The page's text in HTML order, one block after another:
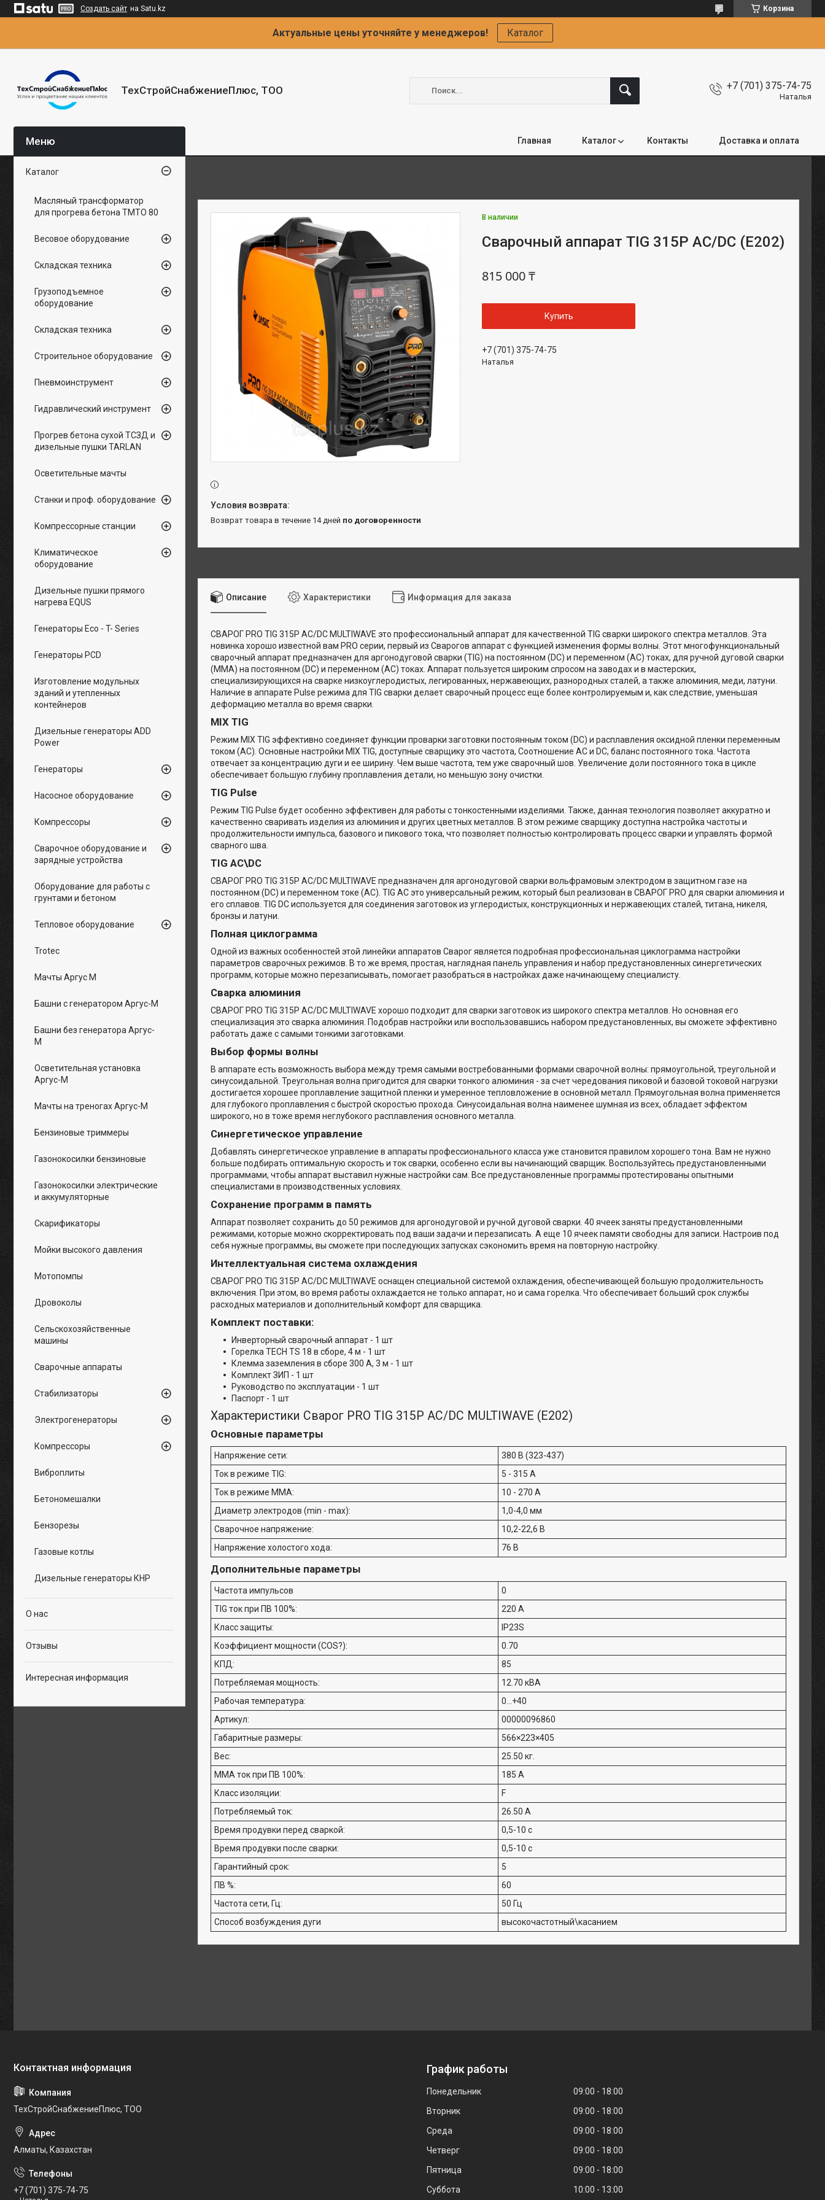
Создать сайт на Satu.kz Корзина
Актуальные цены уточняйте у менеджеров! Каталог
ТехСтройСнабжениеПлюс, ТОО +7 (701) 375-74-75
Наталья
Главная Каталог Контакты Доставка и оплата
В наличии
Сварочный аппарат TIG 315P AC/DC (E202)
815 000 ₸
Купить
+7 (701) 375-74-75
Наталья
возврат товара в течение 14 дней по договоренности
Описание Характеристики Информация для заказа
СВАРОГ PRO TIG 315P AC/DC MULTIWAVE это профессиональный аппарат для качественной TIG сварки широкого спектра металлов. Эта
новинка хорошо известной вам PRO серии, первый из Сварогов аппарат с функцией изменения формы волны. Этот многофункциональный
сварочный аппарат предназначен для аргонодуговой сварки (TIG) на постоянном (DC) и переменном (AC) токах, для ручной дуговой сварки
(MMA) на постоянном (DC) и переменном (AC) токах. Аппарат пользуется широким спросом на заводах и в мастерских,
специализирующихся на сварке низкоуглеродистых, легированных, нержавеющих, разнородных сталей, а также алюминия, меди, латуни.
Наличие в аппарате Pulse режима для TIG сварки делает сварочный процесс еще более контролируемым и, как следствие, уменьшая
деформацию металла во время сварки.
MIX TIG
Режим MIX TIG эффективно соединяет функции проварки заготовки постоянным током (DC) и расплавления оксидной пленки переменным
током (AC). Основные настройки MIX TIG, доступные сварщику это частота, Соотношение AC и DC, баланс постоянного тока. Частота
отвечает за концентрацию дуги и ее ширину. Чем выше частота, тем уже сварочный шов. Увеличение доли постоянного тока в цикле
обеспечивает большую глубину проплавления детали, но меньшую зону очистки.
TIG Pulse
Режим TIG Pulse будет особенно эффективен для работы с тонкостенными изделиями. Также, данная технология позволяет аккуратно и
качественно сваривать изделия из алюминия и других цветных металлов. В этом режиме сварщику доступна настройка частоты и
продолжительности импульса, базового и пикового тока, что позволяет полностью контролировать процесс сварки и управлять формой
сварного шва.
TIG AC\DC
СВАРОГ PRO TIG 315P AC/DC MULTIWAVE предназначен для аргонодуговой сварки вольфрамовым электродом в защитном газе на
постоянном (DC) и переменном токе (AC). TIG AC это универсальный режим, который был реализован в СВАРОГ PRO для сварки алюминия и
его сплавов. TIG DC используется для соединения заготовок из углеродистых, конструкционных и нержавеющих сталей, титана, никеля,
бронзы и латуни.
Полная циклограмма
Одной из важных особенностей этой линейки аппаратов Сварог является подробная профессиональная циклограмма настройки
параметров сварочных режимов. В то же время, простая, наглядная панель управления и набор предустановленных синергетических
программ, которые можно перезаписывать, помогает разобраться в настройках даже начинающему специалисту.
Сварка алюминия
СВАРОГ PRO TIG 315P AC/DC MULTIWAVE хорошо подходит для сварки заготовок из широкого спектра металлов. Но основная его
специализация это сварка алюминия. Подобрав настройки или воспользовавшись набором предустановленных, вы сможете эффективно
работать даже с самыми тонкими заготовками.
Выбор формы волны
В аппарате есть возможность выбора между тремя самыми востребованными формами сварочной волны: прямоугольной, треугольной и
синусоидальной. Треугольная волна пригодится для сварки тонкого алюминия - за счет чередования пиковой и базовой токовой нагрузки
достигается хорошее проплавление защитной пленки и умеренное тепловложение в основной металл. Прямоугольная волна применяется
для глубокого проплавления с быстрой скоростью прохода. Синусоидальная волна наименее шумная из всех, обладает эффектом
широкого, но в тоже время неглубокого расплавления основного металла.
Синергетическое управление
Добавлять синергетическое управление в аппараты профессионального класса уже становится правилом хорошего тона. Вам не нужно
больше подбирать оптимальную скорость и ток сварки, особенно если вы начинающий сварщик. Воспользуйтесь предустановленными
программами, чтобы аппарат выставил нужные настройки сам. Все предустановленные программы протестированы опытными
специалистами в производственных условиях.
Сохранение программ в память
Аппарат позволяет сохранить до 50 режимов для аргонодуговой и ручной дуговой сварки. 40 ячеек заняты предустановленными
режимами, которые можно скорректировать под ваши задачи и перезаписать. А еще 10 ячеек памяти свободны для записи. Настроив под
себя нужные программы, вы сможете при последующих запусках сэкономить время на повторную настройку.
Интеллектуальная система охлаждения
СВАРОГ PRO TIG 315P AC/DC MULTIWAVE оснащен специальной системой охлаждения, обеспечивающей большую продолжительность
включения. При этом, во время работы охлаждается не только аппарат, но и сама горелка. Что обеспечивает больший срок службы
расходных материалов и дополнительный комфорт для сварщика.
Комплект поставки:
Инверторный сварочный аппарат - 1 шт
Горелка TECH TS 18 в сборе, 4 м - 1 шт
Клемма заземления в сборе 300 А, 3 м - 1 шт
Комплект ЗИП - 1 шт
Руководство по эксплуатации - 1 шт
Паспорт - 1 шт
Характеристики Сварог PRO TIG 315P AC/DC MULTIWAVE (E202)
Основные параметры
Напряжение сети:
380 В (323-437)
Ток в режиме TIG:
5 - 315 А
Ток в режиме ММА:
10 - 270 А
Диаметр электродов (min - max):
1,0-4,0 мм
Сварочное напряжение:
10,2-22,6 В
Напряжение холостого хода:
76 В
Дополнительные параметры
Частота импульсов
0
TIG ток при ПВ 100%:
220 А
Класс защиты:
IP23S
Коэффициент мощности (COS?):
0.70
КПД:
85
Потребляемая мощность:
12.70 кВА
Рабочая температура:
0...+40
Артикул:
00000096860
Габаритные размеры:
566×223×405
Вес:
25.50 кг.
ММА ток при ПВ 100%:
185 А
Класс изоляции:
F
Потребляемый ток:
26.50 А
Время продувки перед сваркой:
0,5-10 с
Время продувки после сварки:
0,5-10 с
Гарантийный срок:
5
ПВ %:
60
Частота сети, Гц:
50 Гц
Способ возбуждения дуги
высокочастотный\касанием
Каталог
Масляный трансформатор
для прогрева бетона ТМТО 80
Весовое оборудование
Складская техника
Грузоподъемное
оборудование
Складская техника
Строительное оборудование
Пневмоинструмент
Гидравлический инструмент
Прогрев бетона сухой ТСЗД и
дизельные пушки TARLAN
Осветительные мачты
Станки и проф. оборудование
Компрессорные станции
Климатическое
оборудование
Дизельные пушки прямого
нагрева EQUS
Генераторы Eco - T- Series
Генераторы PCD
Изготовление модульных
зданий и утепленных
контейнеров
Дизельные генераторы ADD
Power
Генераторы
Насосное оборудование
Компрессоры
Сварочное оборудование и
зарядные устройства
Оборудование для работы с
грунтами и бетоном
Тепловое оборудование
Trotec
Мачты Аргус М
Башни с генератором Аргус-М
Башни без генератора Аргус-
М
Осветительная установка
Аргус-М
Мачты на треногах Аргус-М
Бензиновые триммеры
Газонокосилки бензиновые
Газонокосилки электрические
и аккумуляторные
Скарификаторы
Мойки высокого давления
Мотопомпы
Дровоколы
Сельскохозяйственные
машины
Сварочные аппараты
Стабилизаторы
Электрогенераторы
Компрессоры
Виброплиты
Бетономешалки
Бензорезы
Газовые котлы
Дизельные генераторы КНР
О нас
Отзывы
Интересная информация
ТехСтройСнабжениеПлюс, ТОО
Алматы, Казахстан
+7 (701) 375-74-75
График работы
Понедельник 09:00
18:00
Вторник
09:00
18:00
Среда
09:00
18:00
Четверг
09:00
18:00
Пятница
09:00
18:00
Суббота
10:00 13:00